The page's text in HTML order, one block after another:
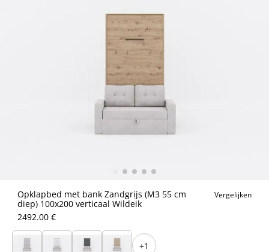
Opklapbed met bank Zandgrijs (M3 55 cm
diep) 100x200 verticaal Wildeik
Vergelijken
2492.00 €
+1